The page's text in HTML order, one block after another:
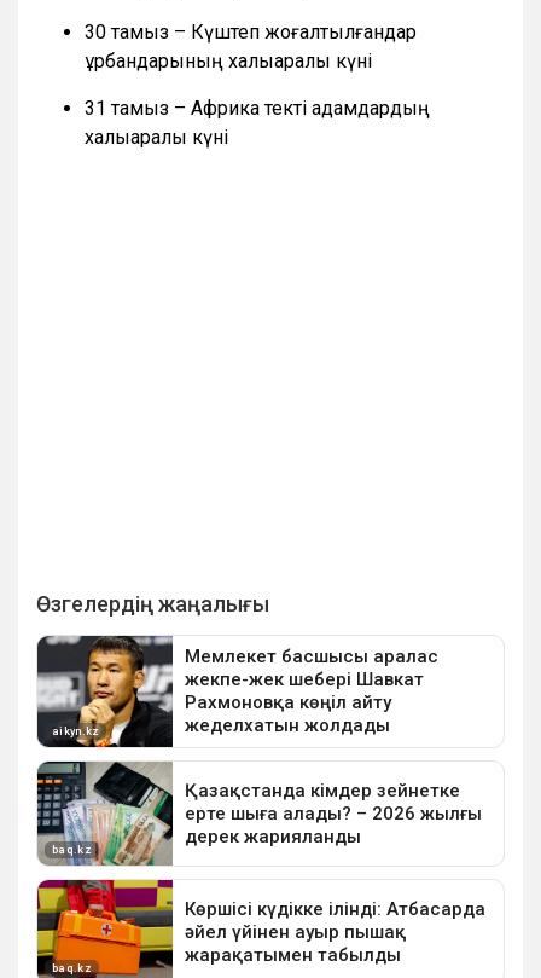
30 тамыз – Күштеп жоғалтылғандар
құрбандарының халықаралық күні
31 тамыз – Африка текті адамдардың
халықаралық күні